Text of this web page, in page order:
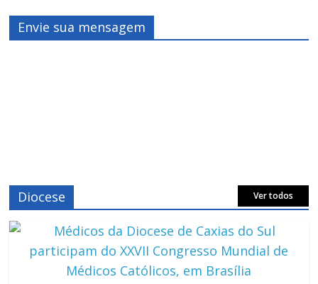
Envie sua mensagem
Diocese Ver todos